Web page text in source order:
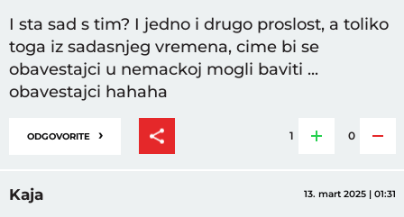
I sta sad s tim? I jedno i drugo proslost, a toliko
toga iz sadasnjeg vremena, cime bi se
obavestajci u nemackoj mogli baviti ...
obavestajci hahaha
ODGOVORITE › 1 0
Kaja 13. mart 2025 | 01:31